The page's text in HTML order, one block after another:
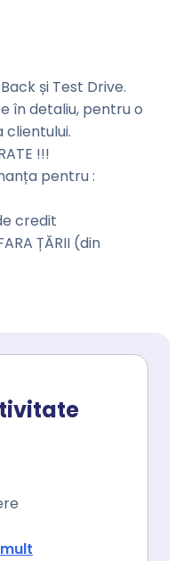
și Test Drive.
în detaliu, pentru o
!!!
pentru :
credit
ȚĂRII (din